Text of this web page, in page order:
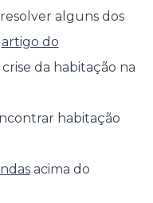
alguns dos
artigo do
da habitação na
habitação
acima do